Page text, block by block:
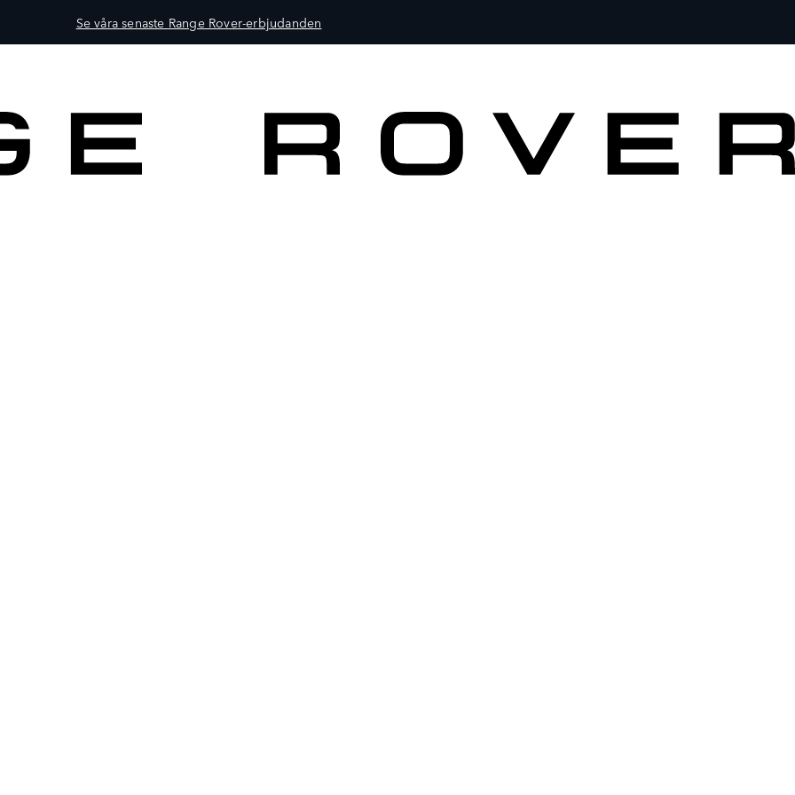
Se våra senaste Range Rover-erbjudanden